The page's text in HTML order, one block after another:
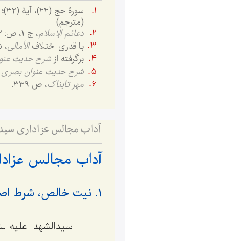
(مترجم)
دعائم الإسلام، ج ١، ص: ٦٣
با قدری اختلافالأمالی،
برگرفته ازشرح حدیث
شرح حدیث عنوان بصری
مهر تابناک، ص ٣٣٩.
آداب مجالس عزاداری
آداب مجالس
١. نیت خالص، شرط اصلی برگزاری مجالس سیدالشهدا علیه السّلام
سیدالشهدا علیه